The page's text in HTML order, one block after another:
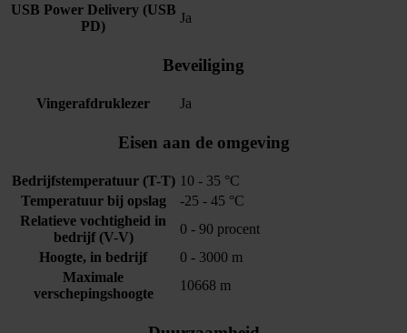
USB Power Delivery (USB
PD)
Ja
Beveiliging
Vingerafdruklezer Ja
Eisen aan de omgeving
Bedrijfstemperatuur (T-T) 10 - 35 °C
Temperatuur bij opslag
-25 - 45 °C
Relatieve vochtigheid in
bedrijf (V-V)
0 - 90 procent
Hoogte, in bedrijf
0 - 3000 m
Maximale
verschepingshoogte
10668 m